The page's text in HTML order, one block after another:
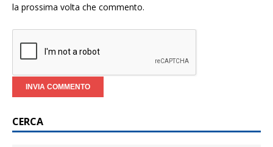
la prossima volta che commento.
CERCA